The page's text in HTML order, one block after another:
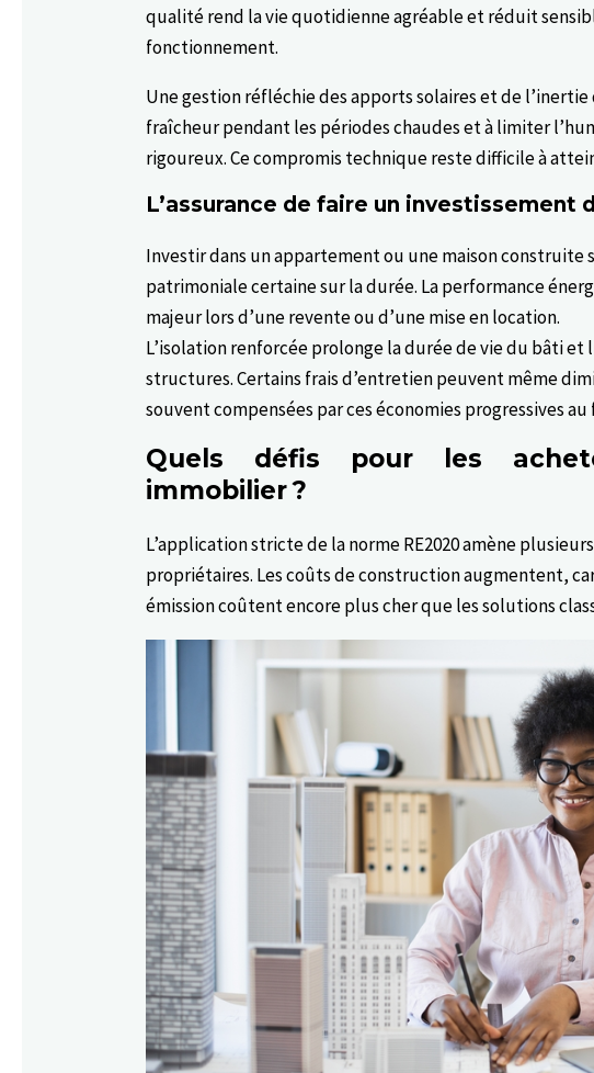
qualité rend la vie quotidienne agréable et réduit
fonctionnement.
Une gestion réfléchie des apports solaires et de
fraîcheur pendant les périodes chaudes et à limiter
rigoureux. Ce compromis technique reste difficile à
L’assurance de faire un investissement
Investir dans un appartement ou une maison construite
patrimoniale certaine sur la durée. La performance
majeur lors d’une revente ou d’une mise en location.
L’isolation renforcée prolonge la durée de vie du bâti
structures. Certains frais d’entretien peuvent même
souvent compensées par ces économies progressives au
Quels défis pour les
immobilier ?
L’application stricte de la norme RE2020 amène
propriétaires. Les coûts de construction augmentent,
émission coûtent encore plus cher que les solutions